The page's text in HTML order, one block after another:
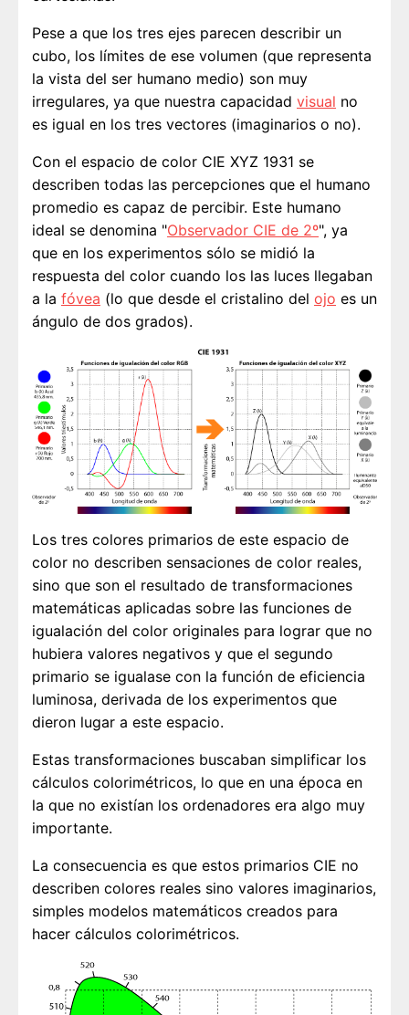
Pese a que los tres ejes parecen describir un
cubo, los límites de ese volumen (que representa
la vista del ser humano medio) son muy
irregulares, ya que nuestra capacidad visual no
es igual en los tres vectores (imaginarios o no).
Con el espacio de color CIE XYZ 1931 se
describen todas las percepciones que el humano
promedio es capaz de percibir. Este humano
ideal se denomina "Observador CIE de 2º", ya
que en los experimentos sólo se midió la
respuesta del color cuando los las luces llegaban
a la fóvea (lo que desde el cristalino del ojo es un
ángulo de dos grados).
Los tres colores primarios de este espacio de
color no describen sensaciones de color reales,
sino que son el resultado de transformaciones
matemáticas aplicadas sobre las funciones de
igualación del color originales para lograr que no
hubiera valores negativos y que el segundo
primario se igualase con la función de eficiencia
luminosa, derivada de los experimentos que
dieron lugar a este espacio.
Estas transformaciones buscaban simplificar los
cálculos colorimétricos, lo que en una época en
la que no existían los ordenadores era algo muy
importante.
La consecuencia es que estos primarios CIE no
describen colores reales sino valores imaginarios,
simples modelos matemáticos creados para
hacer cálculos colorimétricos.